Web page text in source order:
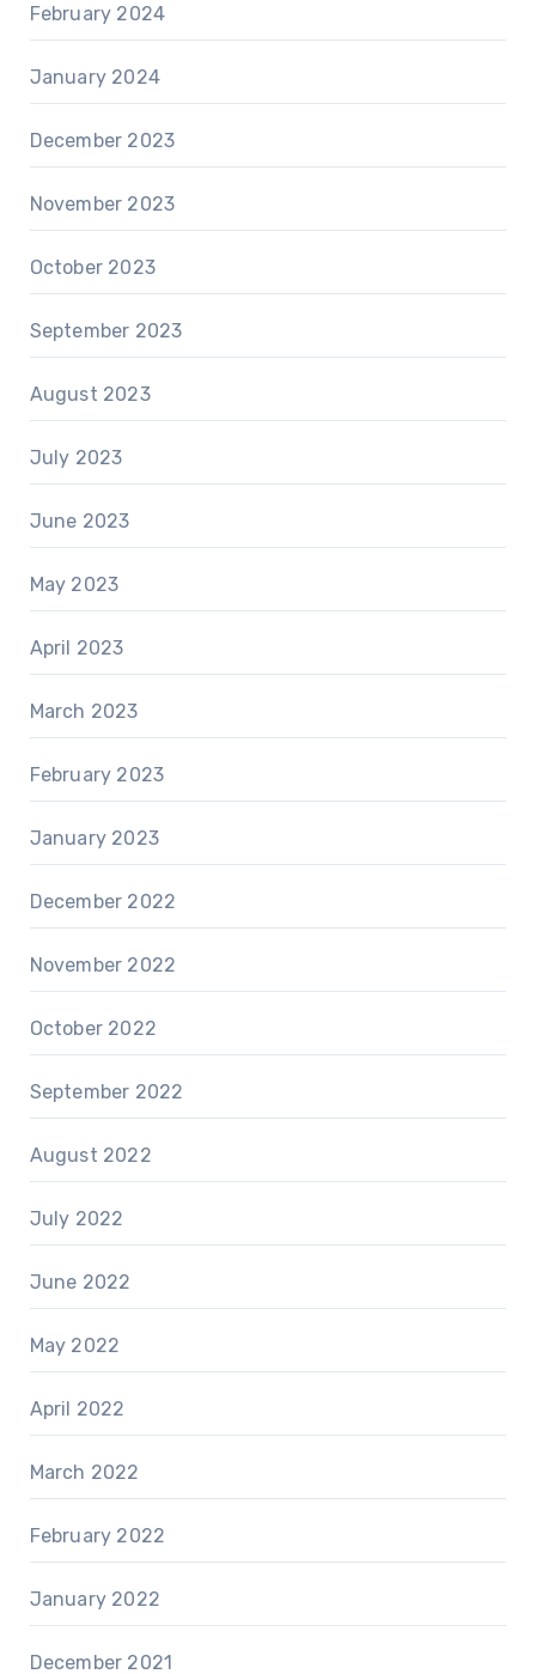
February 2024
January 2024
December 2023
November 2023
October 2023
September 2023
August 2023
July 2023
June 2023
May 2023
April 2023
March 2023
February 2023
January 2023
December 2022
November 2022
October 2022
September 2022
August 2022
July 2022
June 2022
May 2022
April 2022
March 2022
February 2022
January 2022
December 2021